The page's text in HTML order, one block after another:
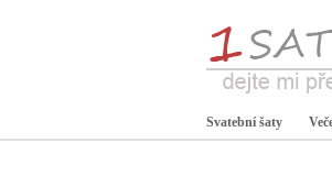
Svatební šaty